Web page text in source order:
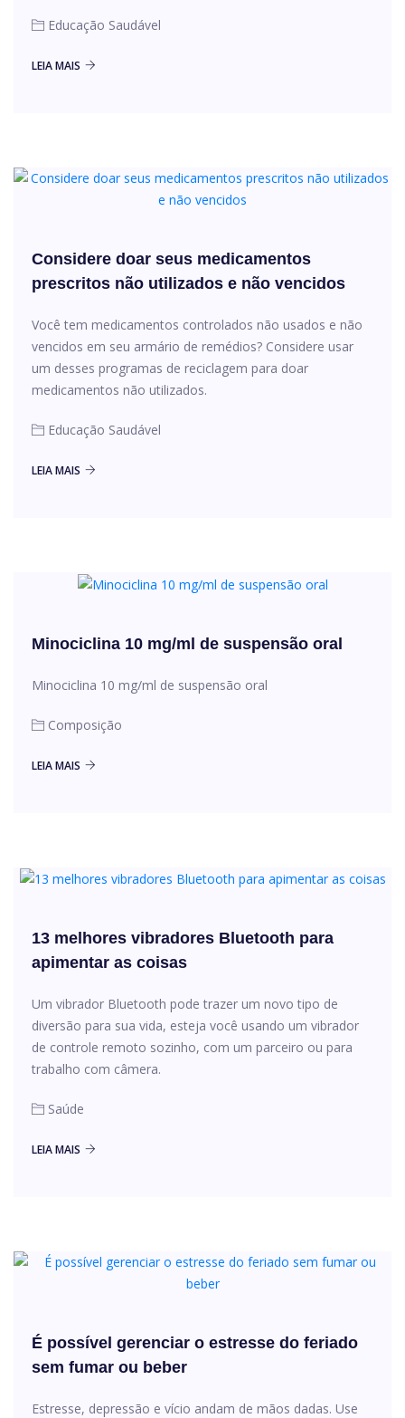
Educação Saudável
LEIA MAIS
Considere doar seus medicamentos
prescritos não utilizados e não vencidos
Você tem medicamentos controlados não usados ​​e não
vencidos em seu armário de remédios? Considere usar
um desses programas de reciclagem para doar
medicamentos não utilizados.
Educação Saudável
LEIA MAIS
Minociclina 10 mg/ml de suspensão oral
Minociclina 10 mg/ml de suspensão oral
Composição
LEIA MAIS
13 melhores vibradores Bluetooth para
apimentar as coisas
Um vibrador Bluetooth pode trazer um novo tipo de
diversão para sua vida, esteja você usando um vibrador
de controle remoto sozinho, com um parceiro ou para
trabalho com câmera.
Saúde
LEIA MAIS
É possível gerenciar o estresse do feriado
sem fumar ou beber
Estresse, depressão e vício andam de mãos dadas. Use